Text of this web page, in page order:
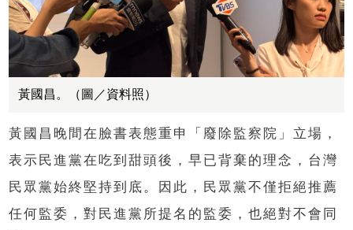
黃國昌。（圖／資料照）
黃國昌晚間在臉書表態重申「廢除監察院」立場，
表示民進黨在吃到甜頭後，早已背棄的理念，台灣
民眾黨始終堅持到底。因此，民眾黨不僅拒絕推薦
任何監委，對民進黨所提名的監委，也絕對不會同